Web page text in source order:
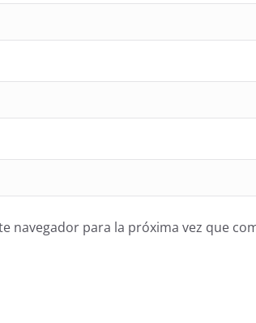
navegador para la próxima vez que